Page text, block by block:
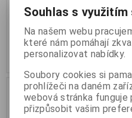
49 Kč(2,076 EUR)
40,60 Kč (1,720 EUR)(Vaše cena
bez DPH:)
Přidat do košíku
Akce
Výprodej
Sleva
18,1 %
Souhlas s
Na našem webu
které nám pomáhají
personalizovat nabídky.
Soubory cookies si
prohlížeči na daném
webová stránka funguje
přizpůsobit vašim